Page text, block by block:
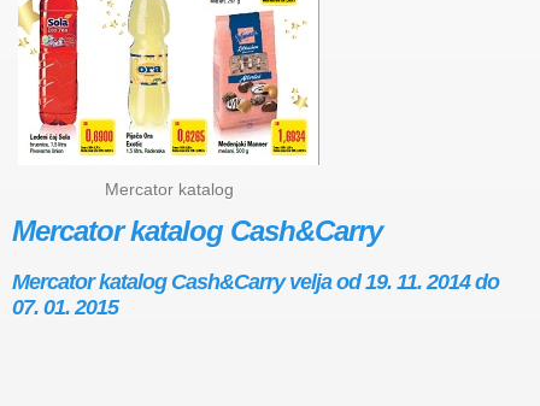
Mercator katalog
Mercator katalog Cash&Carry
Mercator katalog Cash&Carry velja od 19. 11. 2014 do
07. 01. 2015